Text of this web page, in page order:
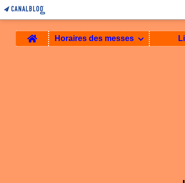
Home Horaires des messes